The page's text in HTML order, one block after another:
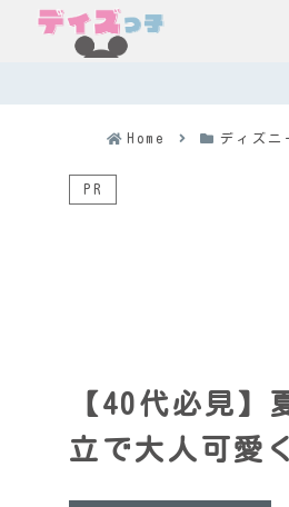
Home ディズニ
PR
【40代必見
立で大人可愛